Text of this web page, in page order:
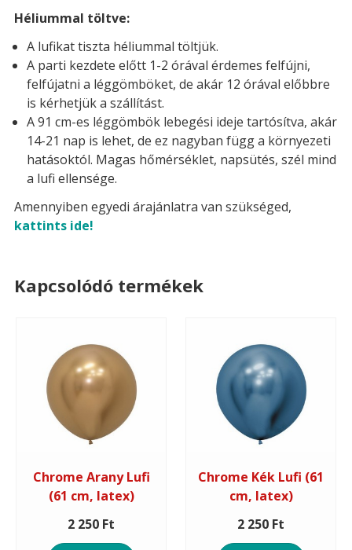
Héliummal töltve:
A lufikat tiszta héliummal töltjük.
A parti kezdete előtt 1-2 órával érdemes felfújni,
felfújatni a léggömböket, de akár 12 órával előbbre
is kérhetjük a szállítást.
A 91 cm-es léggömbök lebegési ideje tartósítva, akár
14-21 nap is lehet, de ez nagyban függ a környezeti
hatásoktól. Magas hőmérséklet, napsütés, szél mind
a lufi ellensége.
Amennyiben egyedi árajánlatra van szükséged,
kattints ide!
Kapcsolódó termékek
Chrome Arany Lufi
(61 cm, latex)
2 250 Ft
Chrome Kék Lufi (61
cm, latex)
2 250 Ft